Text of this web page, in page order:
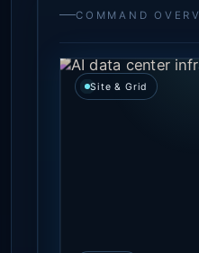
COMMAND
Site & Grid